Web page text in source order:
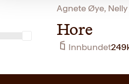
Agnete Øye,
Hore
Innbundet249